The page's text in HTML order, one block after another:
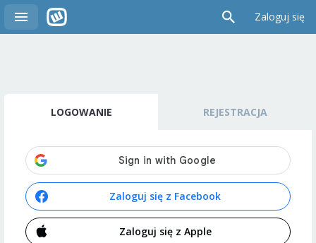
Zaloguj się
LOGOWANIE REJESTRACJA
Zaloguj się z Facebook
Zaloguj się z Apple